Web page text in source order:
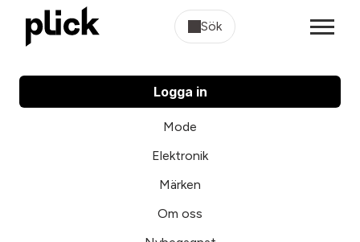
Sök
Logga in
Mode
Elektronik
Märken
Om oss